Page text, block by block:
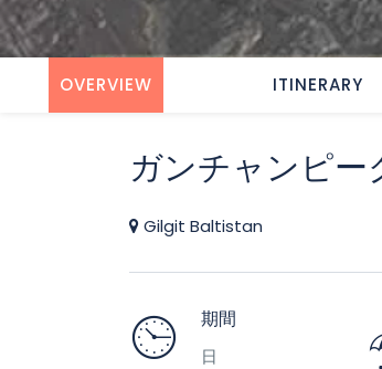
OVERVIEW ITINERARY
ガンチャンピー
Gilgit Baltistan
期間
日